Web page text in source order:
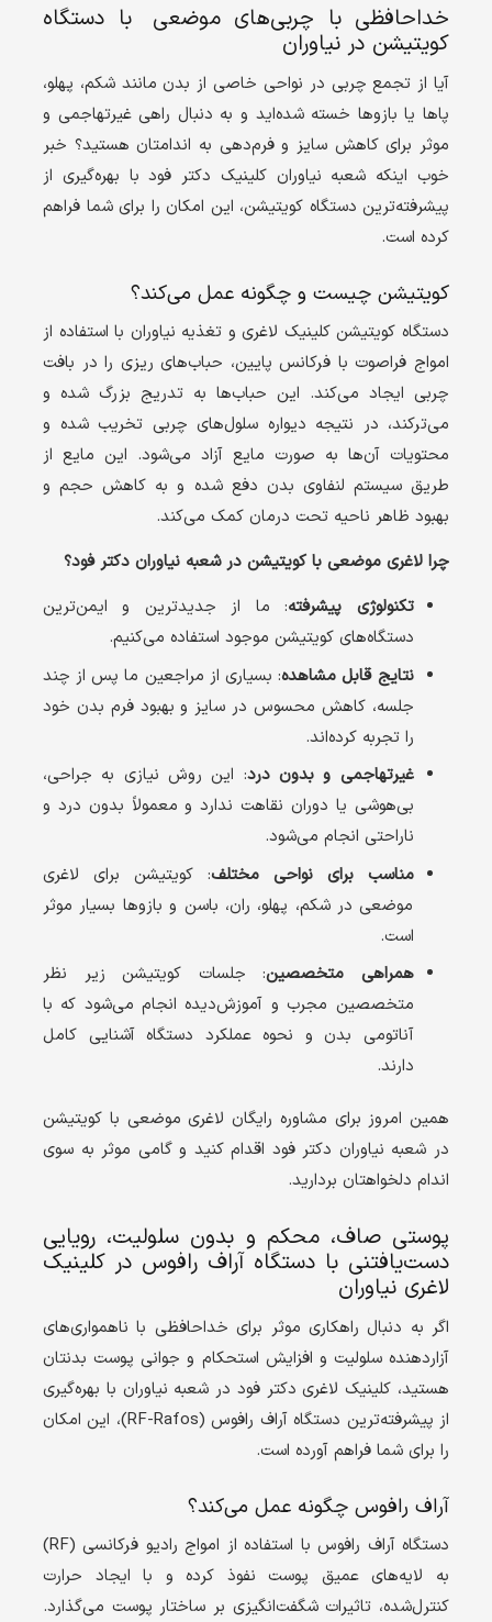
خداحافظی با چربی‌های موضعی با دستگاه
کویتیشن در نیاوران
آیا از تجمع چربی در نواحی خاصی از بدن مانند شکم، پهلو،
پاها یا بازوها خسته شده‌اید و به دنبال راهی غیرتهاجمی و
موثر برای کاهش سایز و فرم‌دهی به اندامتان هستید؟ خبر
خوب اینکه شعبه نیاوران کلینیک دکتر فود با بهره‌گیری از
پیشرفته‌ترین دستگاه کویتیشن، این امکان را برای شما فراهم
کرده است.
کویتیشن چیست و چگونه عمل می‌کند؟
دستگاه کویتیشن کلینیک لاغری و تغذیه نیاوران با استفاده از
امواج فراصوت با فرکانس پایین، حباب‌های ریزی را در بافت
چربی ایجاد می‌کند. این حباب‌ها به تدریج بزرگ شده و
می‌ترکند، در نتیجه دیواره سلول‌های چربی تخریب شده و
محتویات آن‌ها به صورت مایع آزاد می‌شود. این مایع از
طریق سیستم لنفاوی بدن دفع شده و به کاهش حجم و
بهبود ظاهر ناحیه تحت درمان کمک می‌کند.
چرا لاغری موضعی با کویتیشن در شعبه نیاوران دکتر فود؟
تکنولوژی پیشرفته: ما از جدیدترین و ایمن‌ترین
دستگاه‌های کویتیشن موجود استفاده می‌کنیم.
نتایج قابل مشاهده: بسیاری از مراجعین ما پس از چند
جلسه، کاهش محسوس در سایز و بهبود فرم بدن خود
را تجربه کرده‌اند.
غیرتهاجمی و بدون درد: این روش نیازی به جراحی،
بی‌هوشی یا دوران نقاهت ندارد و معمولاً بدون درد و
ناراحتی انجام می‌شود.
مناسب برای نواحی مختلف: کویتیشن برای لاغری
موضعی در شکم، پهلو، ران، باسن و بازوها بسیار موثر
است.
همراهی متخصصین: جلسات کویتیشن زیر نظر
متخصصین مجرب و آموزش‌دیده انجام می‌شود که با
آناتومی بدن و نحوه عملکرد دستگاه آشنایی کامل
دارند.
همین امروز برای مشاوره رایگان لاغری موضعی با کویتیشن
در شعبه نیاوران دکتر فود اقدام کنید و گامی موثر به سوی
اندام دلخواهتان بردارید.
پوستی صاف، محکم و بدون سلولیت، رویایی
دست‌یافتنی با دستگاه آراف رافوس در کلینیک
لاغری نیاوران
اگر به دنبال راهکاری موثر برای خداحافظی با ناهمواری‌های
آزاردهنده سلولیت و افزایش استحکام و جوانی پوست بدنتان
هستید، کلینیک لاغری دکتر فود در شعبه نیاوران با بهره‌گیری
از پیشرفته‌ترین دستگاه آراف رافوس (RF-Rafos)، این امکان
را برای شما فراهم آورده است.
آراف رافوس چگونه عمل می‌کند؟
دستگاه آراف رافوس با استفاده از امواج رادیو فرکانسی (RF
)
به لایه‌های عمیق پوست نفوذ کرده و با ایجاد حرارت
کنترل‌شده، تاثیرات شگفت‌انگیزی بر ساختار پوست می‌گذارد.